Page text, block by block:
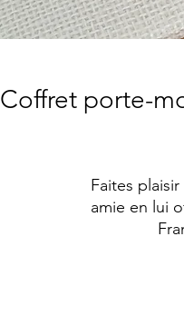
Coffret porte-
Faites
amie en lui